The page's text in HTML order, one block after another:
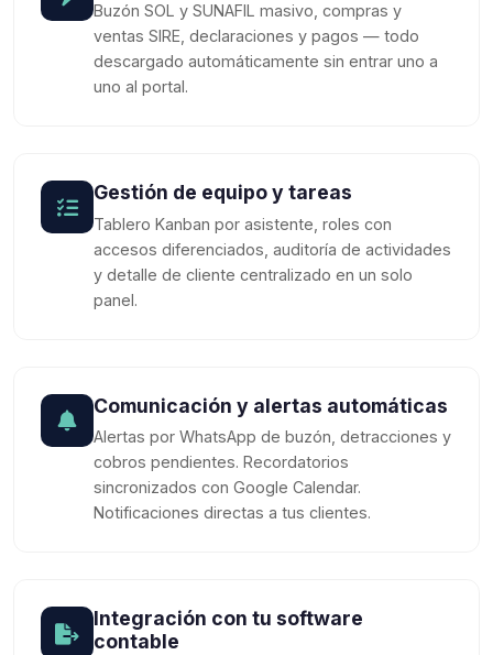
Buzón SOL y SUNAFIL masivo, compras y
ventas SIRE, declaraciones y pagos — todo
descargado automáticamente sin entrar uno a
uno al portal.
Gestión de equipo y tareas
Tablero Kanban por asistente, roles con
accesos diferenciados, auditoría de actividades
y detalle de cliente centralizado en un solo
panel.
Comunicación y alertas automáticas
Alertas por WhatsApp de buzón, detracciones y
cobros pendientes. Recordatorios
sincronizados con Google Calendar.
Notificaciones directas a tus clientes.
Integración con tu software
contable